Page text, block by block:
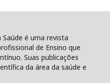
é uma revista
de Ensino que
Suas publicações
da área da saúde e